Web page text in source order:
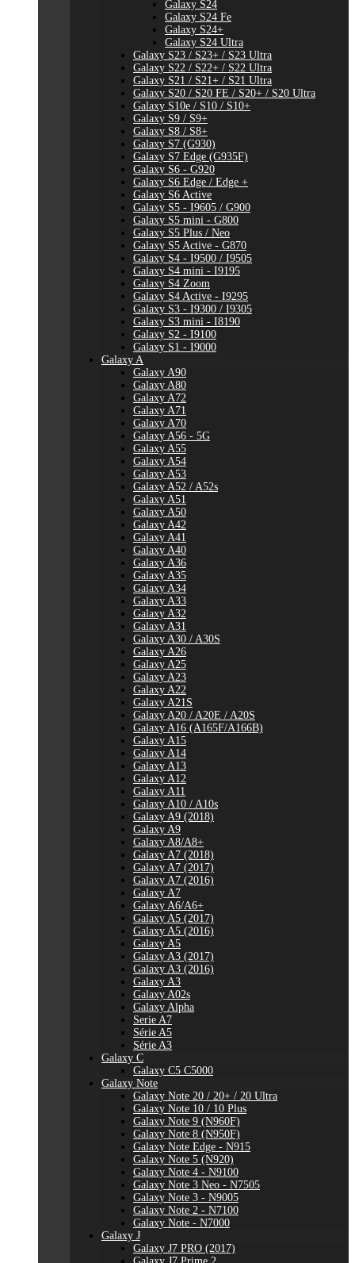
Galaxy S24
Galaxy S24 Fe
Galaxy S24+
Galaxy S24 Ultra
Galaxy S23 / S23+ / S23 Ultra
Galaxy S22 / S22+ / S22 Ultra
Galaxy S21 / S21+ / S21 Ultra
Galaxy S20 / S20 FE / S20+ / S20 Ultra
Galaxy S10e / S10 / S10+
Galaxy S9 / S9+
Galaxy S8 / S8+
Galaxy S7 (G930)
Galaxy S7 Edge (G935F)
Galaxy S6 - G920
Galaxy S6 Edge / Edge +
Galaxy S6 Active
Galaxy S5 - I9605 / G900
Galaxy S5 mini - G800
Galaxy S5 Plus / Neo
Galaxy S5 Active - G870
Galaxy S4 - I9500 / I9505
Galaxy S4 mini - I9195
Galaxy S4 Zoom
Galaxy S4 Active - I9295
Galaxy S3 - I9300 / I9305
Galaxy S3 mini - I8190
Galaxy S2 - I9100
Galaxy S1 - I9000
Galaxy A
Galaxy A90
Galaxy A80
Galaxy A72
Galaxy A71
Galaxy A70
Galaxy A56 - 5G
Galaxy A55
Galaxy A54
Galaxy A53
Galaxy A52 / A52s
Galaxy A51
Galaxy A50
Galaxy A42
Galaxy A41
Galaxy A40
Galaxy A36
Galaxy A35
Galaxy A34
Galaxy A33
Galaxy A32
Galaxy A31
Galaxy A30 / A30S
Galaxy A26
Galaxy A25
Galaxy A23
Galaxy A22
Galaxy A21S
Galaxy A20 / A20E / A20S
Galaxy A16 (A165F/A166B)
Galaxy A15
Galaxy A14
Galaxy A13
Galaxy A12
Galaxy A11
Galaxy A10 / A10s
Galaxy A9 (2018)
Galaxy A9
Galaxy A8/A8+
Galaxy A7 (2018)
Galaxy A7 (2017)
Galaxy A7 (2016)
Galaxy A7
Galaxy A6/A6+
Galaxy A5 (2017)
Galaxy A5 (2016)
Galaxy A5
Galaxy A3 (2017)
Galaxy A3 (2016)
Galaxy A3
Galaxy A02s
Galaxy Alpha
Serie A7
Série A5
Série A3
Galaxy C
Galaxy C5 C5000
Galaxy Note
Galaxy Note 20 / 20+ / 20 Ultra
Galaxy Note 10 / 10 Plus
Galaxy Note 9 (N960F)
Galaxy Note 8 (N950F)
Galaxy Note Edge - N915
Galaxy Note 5 (N920)
Galaxy Note 4 - N9100
Galaxy Note 3 Neo - N7505
Galaxy Note 3 - N9005
Galaxy Note 2 - N7100
Galaxy Note - N7000
Galaxy J
Galaxy J7 PRO (2017)